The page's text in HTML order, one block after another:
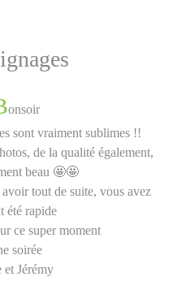
onsoir
sont vraiment sublimes !!
de la qualité également,
beau 🤩🤩
avoir tout de suite, vous avez
été rapide
ce super moment
soirée
et Jérémy